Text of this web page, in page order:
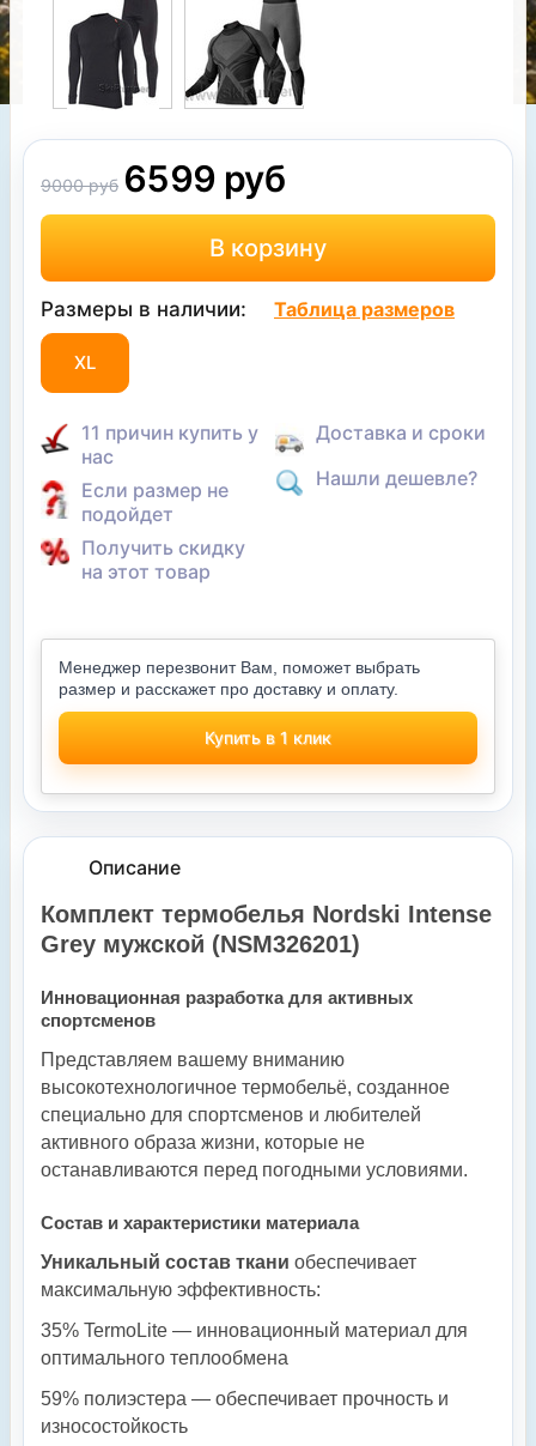
9000 руб 6599 руб
Размеры в наличии: Таблица размеров
XL
11 причин купить у
нас
Если размер не
подойдет
Получить скидку
на этот товар
Доставка и сроки
Нашли дешевле?
Менеджер перезвонит Вам, поможет выбрать
размер и расскажет про доставку и оплату.
Купить в 1 клик
Описание
Комплект термобелья Nordski Intense
Grey мужской (NSM326201)
Инновационная разработка для активных
спортсменов
Представляем вашему вниманию
высокотехнологичное термобельё, созданное
специально для спортсменов и любителей
активного образа жизни, которые не
останавливаются перед погодными условиями.
Состав и характеристики материала
Уникальный состав ткани обеспечивает
максимальную эффективность:
35% TermoLite — инновационный материал для
оптимального теплообмена
59% полиэстера — обеспечивает прочность и
износостойкость